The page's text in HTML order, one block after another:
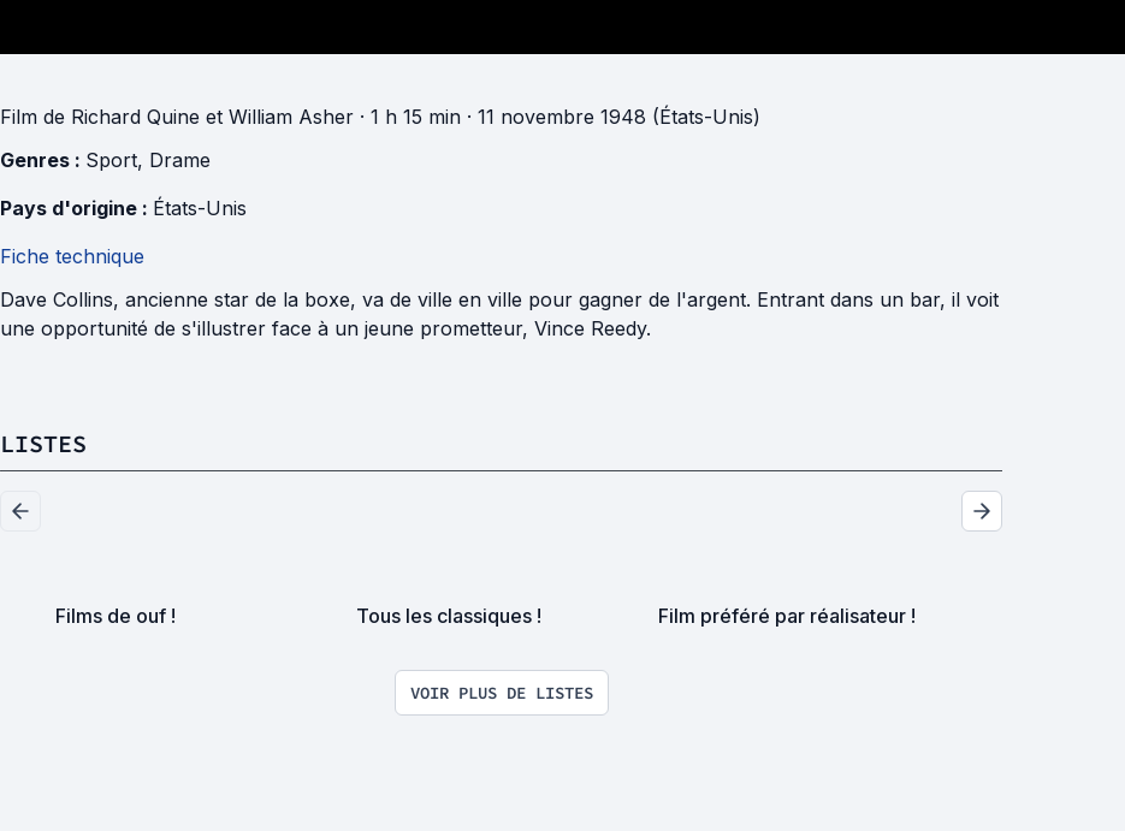
Film de Richard Quine et William Asher · 1 h 15 min · 11 novembre 1948 (États-Unis)
Genres : Sport, Drame
Pays d'origine : États-Unis
Fiche technique
Dave Collins, ancienne star de la boxe, va de ville en ville pour gagner de l'argent. Entrant dans un bar, il voit
une opportunité de s'illustrer face à un jeune prometteur, Vince Reedy.
LISTES
Films de ouf ! Tous les classiques ! Film préféré par réalisateur !
VOIR PLUS DE LISTES